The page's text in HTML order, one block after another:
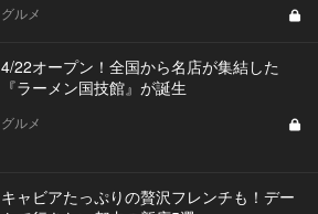
グルメ
4/22オープン！全国から名店が集結した
『ラーメン国技館』が誕生
グルメ
キャビアたっぷりの贅沢フレンチも！デー